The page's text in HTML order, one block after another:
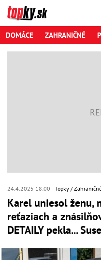
DOMÁCE ZAHRANIČNÉ
24.4.2025 18:00 Topky
Karel uniesol ženu,
reťaziach a
DETAILY pekla...